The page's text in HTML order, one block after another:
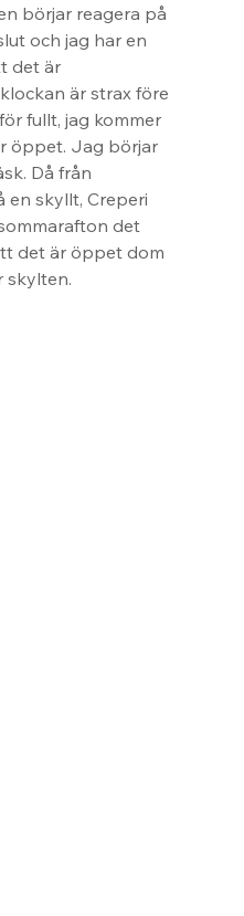
börjar reagera på
och jag har en
det är
är strax före
fullt, jag kommer
öppet. Jag börjar
Då från
en skyllt, Creperi
det
det är öppet dom
skylten.